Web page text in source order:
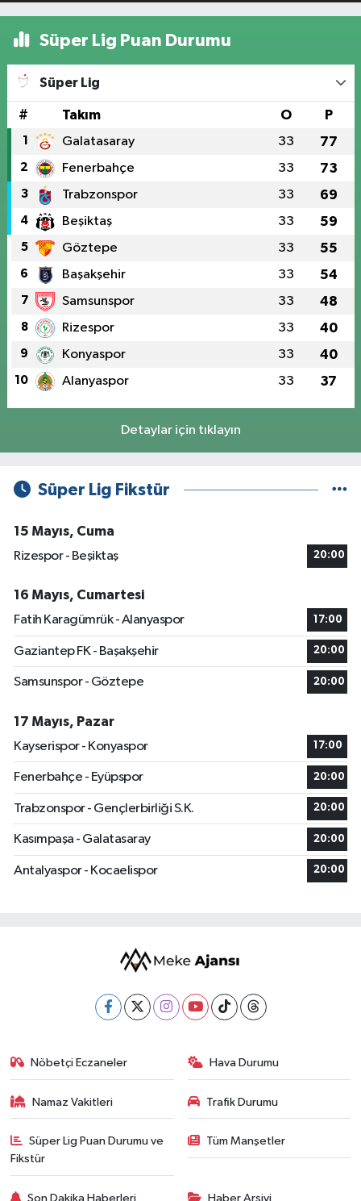
Süper Lig Puan Durumu
Süper Lig
# Takım O P
1 Galatasaray 33 77
2 Fenerbahçe 33 73
3 Trabzonspor 33 69
4 Beşiktaş 33 59
5 Göztepe 33 55
6 Başakşehir 33 54
7 Samsunspor 33 48
8 Rizespor 33 40
9 Konyaspor 33 40
10 Alanyaspor 33 37
Detaylar için tıklayın
Süper Lig Fikstür
15 Mayıs, Cuma
Rizespor - Beşiktaş
20:00
16 Mayıs, Cumartesi
Fatih Karagümrük - Alanyaspor
17:00
Gaziantep FK - Başakşehir 20:00
Samsunspor - Göztepe 20:00
17 Mayıs, Pazar
Kayserispor - Konyaspor
17:00
Fenerbahçe - Eyüpspor 20:00
Trabzonspor - Gençlerbirliği S.K. 20:00
Kasımpaşa - Galatasaray 20:00
Antalyaspor - Kocaelispor 20:00
Nöbetçi Eczaneler Hava Durumu
Namaz Vakitleri Trafik Durumu
Süper Lig Puan Durumu ve
Fikstür
Tüm Manşetler
Son Dakika Haberleri Haber Arşivi